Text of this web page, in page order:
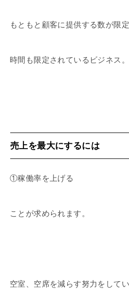
もともと顧客に提供する数が限
時間も限定されているビジネス。
売上を最大にするには
①稼働率を上げる
ことが求められます。
空室、空席を減らす努力をしてい